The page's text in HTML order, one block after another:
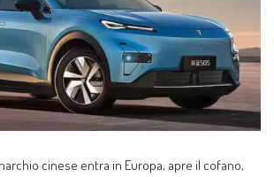
cinese entra in Europa, apre il cofano,